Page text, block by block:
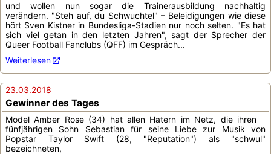
und wollen nun sogar die Trainerausbildung nachhaltig
verändern. "Steh auf, du Schwuchtel" – Beleidigungen wie diese
hört Sven Kistner in Bundesliga-Stadien nur noch selten. "Es hat
sich viel getan in den letzten Jahren", sagt der Sprecher der
Queer Football Fanclubs (QFF) im Gespräch...
Weiterlesen
23.03.2018
Gewinner des Tages
Model Amber Rose (34) hat allen Hatern im Netz, die ihren
fünfjährigen Sohn Sebastian für seine Liebe zur Musik von
Popstar Taylor Swift (28, "Reputation") als "schwul"
bezeichneten,